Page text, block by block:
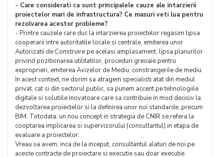
- Care considerati ca sunt principalele cauze ale intarzierii
proiectelor mari de infrastructura? Ce masuri veti lua pentru
rezolvarea acestor probleme?
- Printre cauzele care duc la intarzierea proiectelor regasim lipsa
cooperarii intre autoritatile locale si centrale, emiterea unor
Autorizatii de Construire pe acelasi amplasament, lipsa planurilor
privind pozitionarea utilitatilor, proceduri greoaie pentru
exproprieri, emiterea Avizelor de Mediu, constrangerile de mediu.
In acest context, ne dorim sa atragem specialisti atat din mediul
privat, cat si din sectorul public, sa punem accent pe tehnologiile
digitale si solutiile inovatoare care sa contribuie in mod decisiv la
dezvoltarea proiectelor si la definirea unor noi standarde, precum
BIM. Totodata, un nou concept in strategia de CNIR se refera la
cooptarea implicarea si supervizorului (consultantul) in etapa de
evaluare a proiectelor.
Vreau sa avem, inca de la inceput, consultantul alaturi de noi pe
aceste contracte de proiectare si executie sau doar executie.